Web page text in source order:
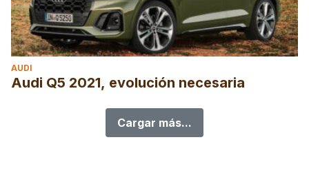
AUDI
Audi Q5 2021, evolución necesaria
Cargar más...